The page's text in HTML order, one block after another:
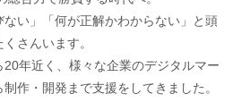
ない」「何が正解かわからない」と頭
さんいます。
年近く、様々な企業のデジタルマー
作・開発まで支援をしてきました。